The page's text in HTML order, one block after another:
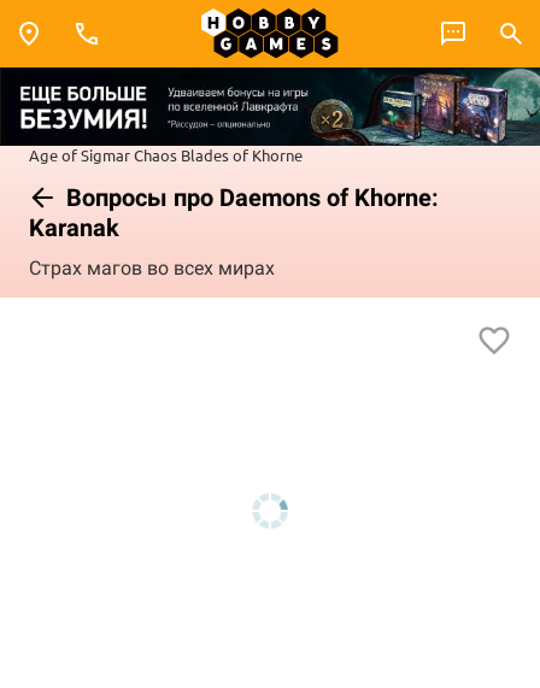
Age of SigmarChaos Blades of Khorne
Вопросы про Daemons of Khorne:
Karanak
Страх магов во всех мирах